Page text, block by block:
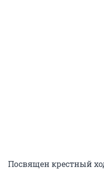
Посвящен крестный